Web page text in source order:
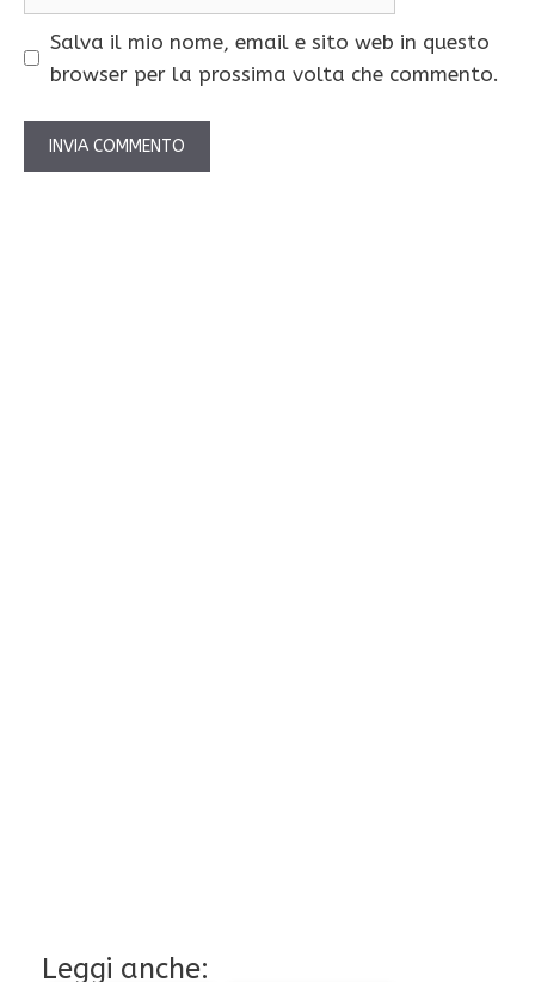
Salva il mio nome, email e sito web in questo
browser per la prossima volta che commento.
Leggi anche: